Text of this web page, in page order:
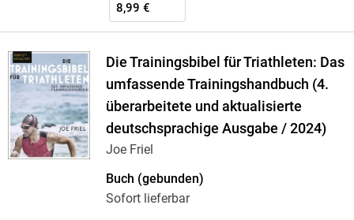
8,99 €
Die Trainingsbibel für Triathleten: Das
umfassende Trainingshandbuch (4.
überarbeitete und aktualisierte
deutschsprachige Ausgabe / 2024)
Joe Friel
Buch (gebunden)
Sofort lieferbar